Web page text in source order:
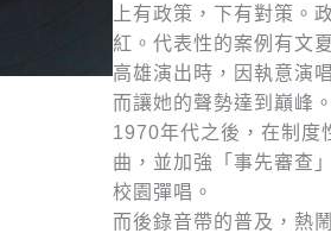
上有政策，下有對策。
紅。代表性的案例有文
高雄演出時，因執意演
而讓她的聲勢達到巔峰。
1970年代之後，在制度
曲，並加強「事先審查
校園彈唱。
而後錄音帶的普及，熱